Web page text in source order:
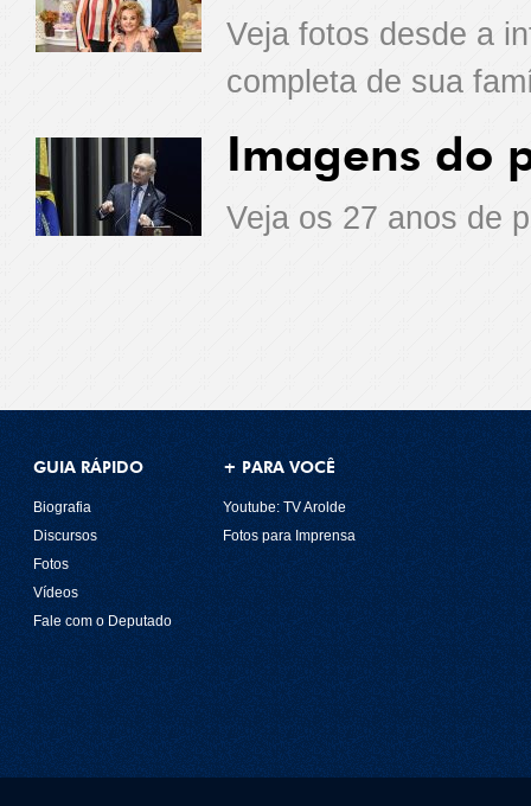
Veja fotos desde a
completa de sua
Imagens do
Veja os 27 anos de
GUIA RÁPIDO
Biografia
Discursos
Fotos
Vídeos
Fale com o Deputado
+ PARA VOCÊ
Youtube: TV Arolde
Fotos para Imprensa